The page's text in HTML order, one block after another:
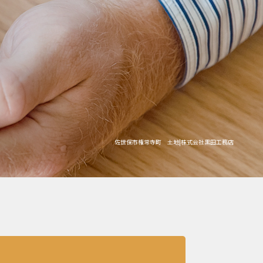
佐世保市権常寺町 土地|株式会社黒田工務店